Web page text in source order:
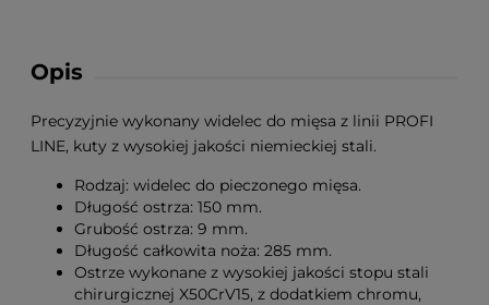
Opis
Precyzyjnie wykonany widelec do mięsa z linii PROFI
LINE, kuty z wysokiej jakości niemieckiej stali.
Rodzaj: widelec do pieczonego mięsa.
Długość ostrza: 150 mm.
Grubość ostrza: 9 mm.
Długość całkowita noża: 285 mm.
Ostrze wykonane z wysokiej jakości stopu stali
chirurgicznej X50CrV15, z dodatkiem chromu,